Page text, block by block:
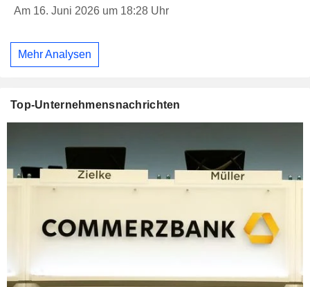
Am 16. Juni 2026 um 18:28 Uhr
Mehr Analysen
Top-Unternehmensnachrichten